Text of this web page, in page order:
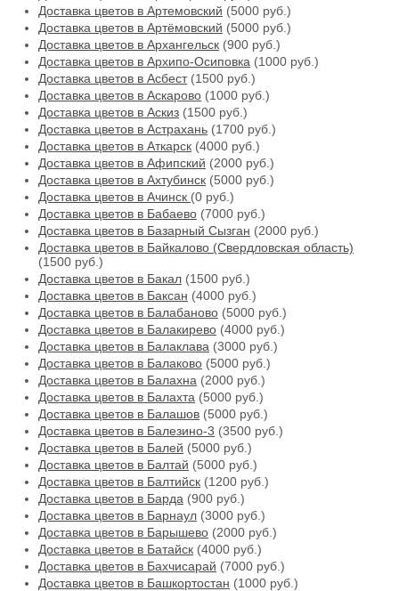
Доставка цветов в Артемовский (5000 руб.)
Доставка цветов в Артёмовский (5000 руб.)
Доставка цветов в Архангельск (900 руб.)
Доставка цветов в Архипо-Осиповка (1000 руб.)
Доставка цветов в Асбест(1500 руб.)
Доставка цветов в Аскарово (1000 руб.)
Доставка цветов в Аскиз (1500 руб.)
Доставка цветов в Астрахань (1700 руб.)
Доставка цветов в Аткарск (4000 руб.)
Доставка цветов в Афипский (2000 руб.)
Доставка цветов в Ахтубинск (5000 руб.)
Доставка цветов в Ачинск (0 руб.)
Доставка цветов в Бабаево (7000 руб.)
Доставка цветов в Базарный Сызган (2000 руб.)
Доставка цветов в Байкалово (Свердловская область)
(1500 руб.)
Доставка цветов в Бакал (1500 руб.)
Доставка цветов в Баксан (4000 руб.)
Доставка цветов в Балабаново (5000 руб.)
Доставка цветов в Балакирево (4000 руб.)
Доставка цветов в Балаклава (3000 руб.)
Доставка цветов в Балаково (5000 руб.)
Доставка цветов в Балахна (2000 руб.)
Доставка цветов в Балахта (5000 руб.)
Доставка цветов в Балашов (5000 руб.)
Доставка цветов в Балезино-3 (3500 руб.)
Доставка цветов в Балей (5000 руб.)
Доставка цветов в Балтай (5000 руб.)
Доставка цветов в Балтийск (1200 руб.)
Доставка цветов в Барда (900 руб.)
Доставка цветов в Барнаул (3000 руб.)
Доставка цветов в Барышево (2000 руб.)
Доставка цветов в Батайск (4000 руб.)
Доставка цветов в Бахчисарай (7000 руб.)
Доставка цветов в Башкортостан (1000 руб.)